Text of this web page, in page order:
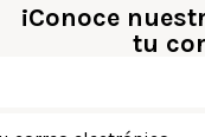
¡Conoce
tu